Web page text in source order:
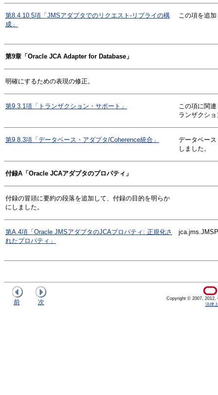
第8.4.10.5項「JMSアダプタでのリクエスト-リプライの構
成」
この項を追
第9章「Oracle JCA Adapter for Database」
明確にするための表現の修正。
第9.3.1項「トランザクション・サポート」
この項に関
ランザクシ
第9.8.3項「データベース・アダプタ/Coherence統合」
データベー
しました。
付録A「Oracle JCAアダプタのプロパティ」
付録の冒頭に要約の段落を追加して、付録の目的を明らか
にしました。
第A.4項「Oracle JMSアダプタのJCAプロパティ: 正規化さ
れたプロパティ」
前 次
Copyright © 2007, 2012,
法律